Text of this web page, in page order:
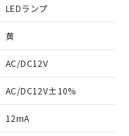
LEDランプ
黄
AC/DC12V
AC/DC12V±10%
12mA